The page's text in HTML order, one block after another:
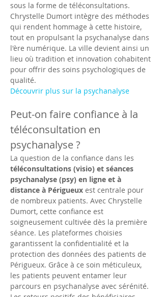
sous la forme de téléconsultations.
Chrystelle Dumort intègre des méthodes
qui rendent hommage à cette histoire,
tout en propulsant la psychanalyse dans
l'ère numérique. La ville devient ainsi un
lieu où tradition et innovation cohabitent
pour offrir des soins psychologiques de
qualité.
Découvrir plus sur la psychanalyse
Peut-on faire confiance à la
téléconsultation en
psychanalyse ?
La question de la confiance dans les
téléconsultations (visio) et séances
psychanalyse (psy) en ligne et à
distance à Périgueux est centrale pour
de nombreux patients. Avec Chrystelle
Dumort, cette confiance est
soigneusement cultivée dès la première
séance. Les plateformes choisies
garantissent la confidentialité et la
protection des données des patients de
Périgueux. Grâce à ce soin méticuleux,
les patients peuvent entamer leur
parcours en psychanalyse avec sérénité.